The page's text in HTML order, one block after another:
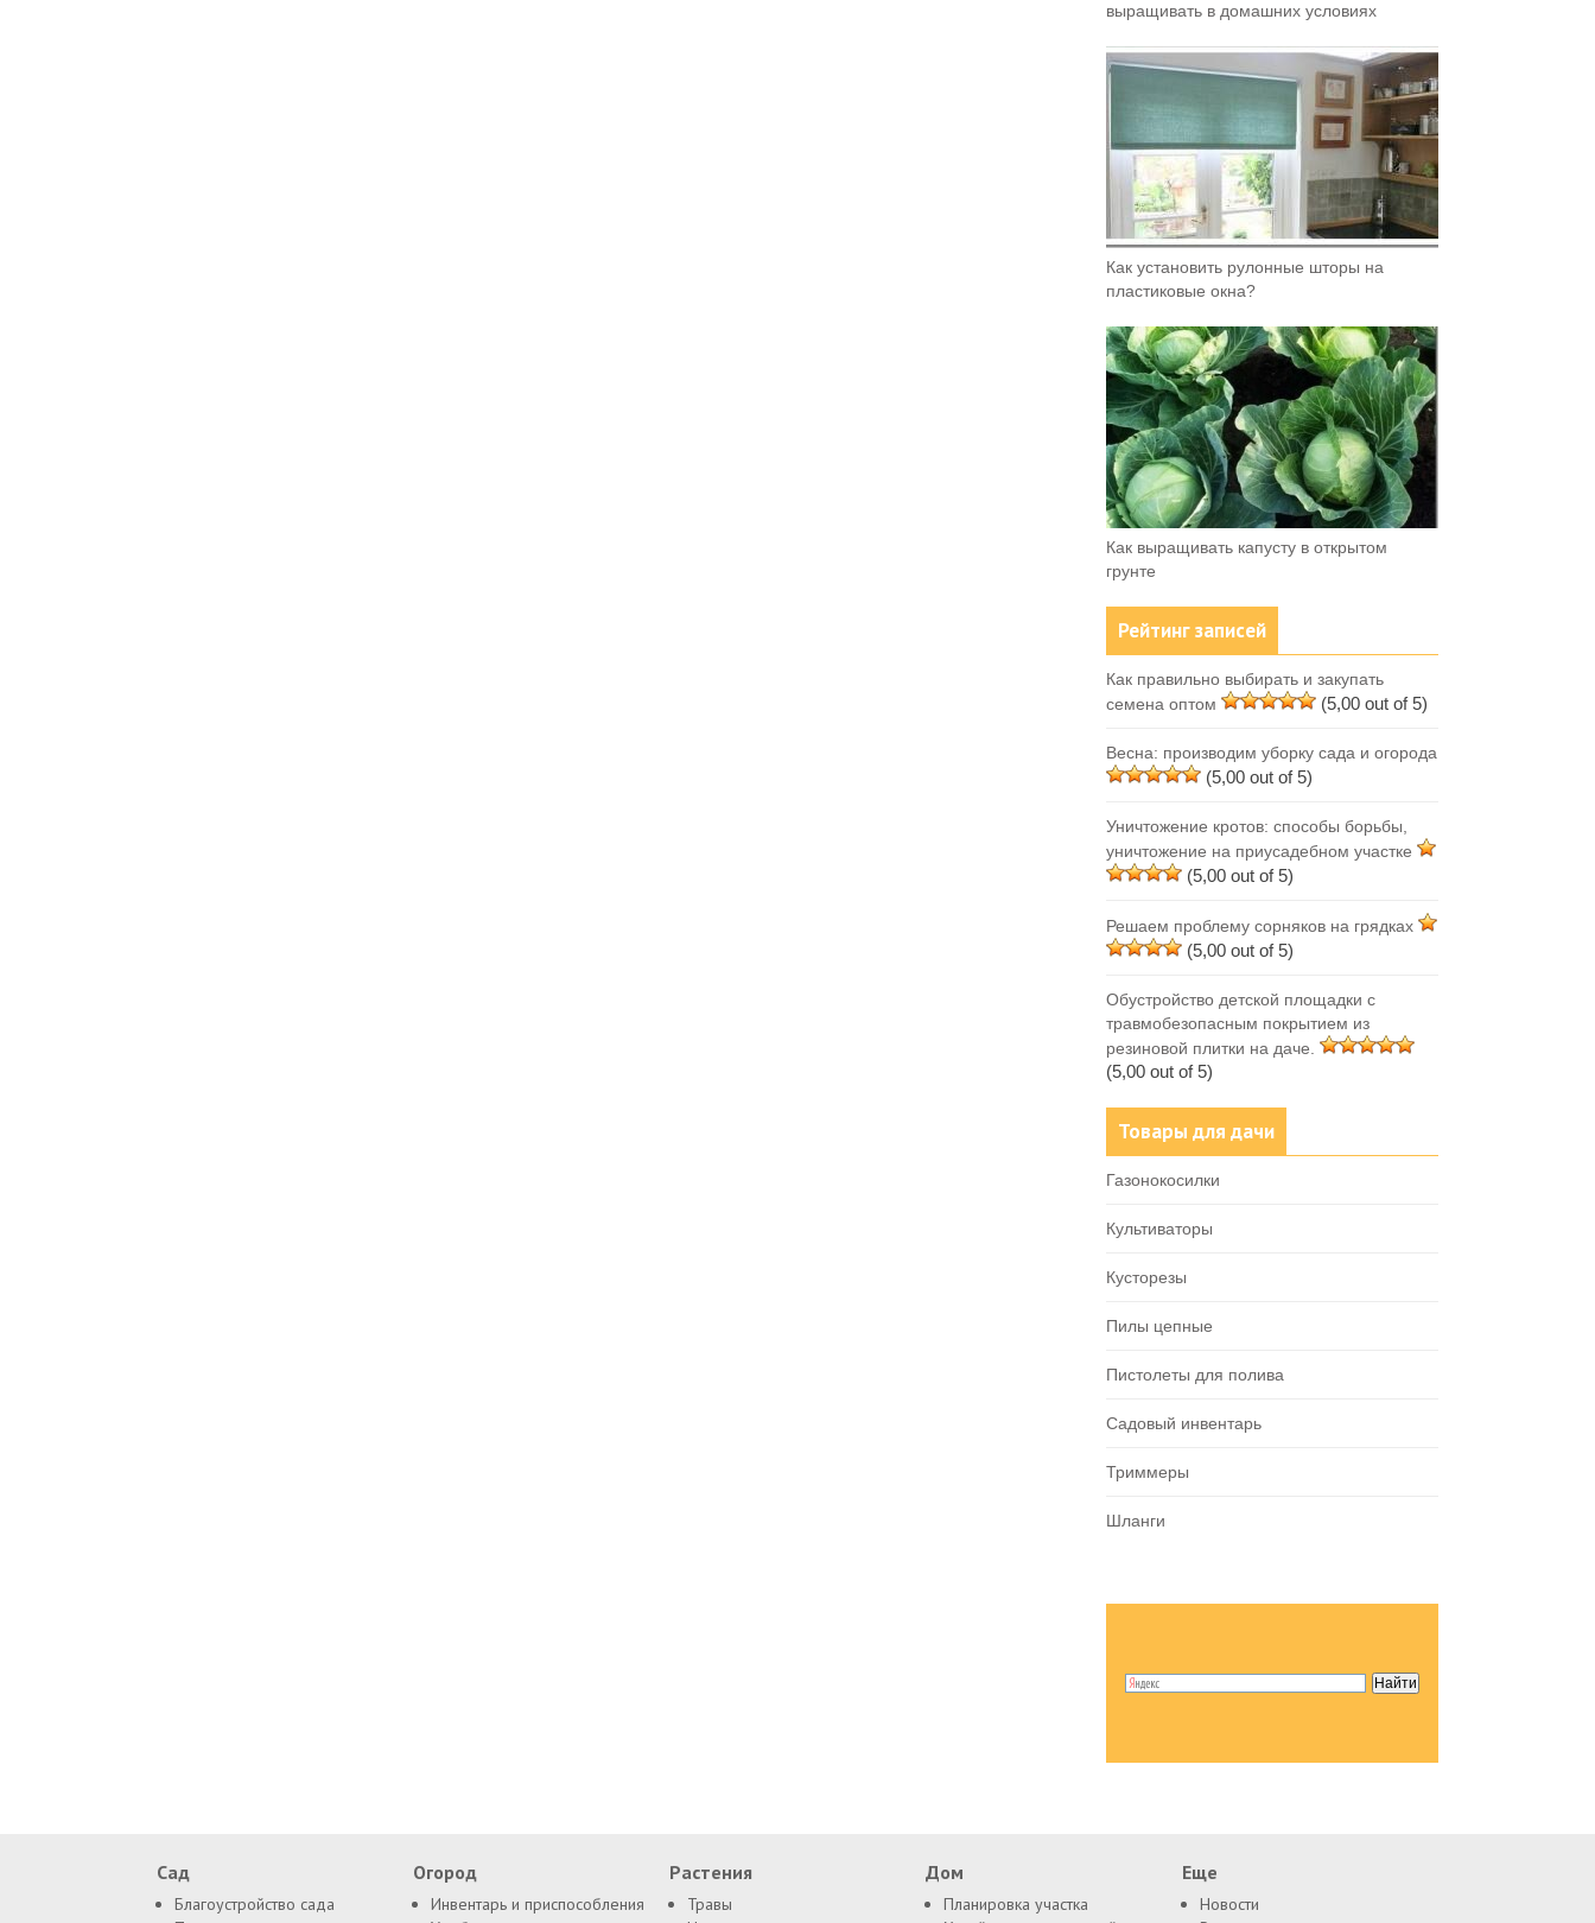
выращивать в домашних условиях
Как установить рулонные шторы на
пластиковые окна?
Как выращивать капусту в открытом
грунте
Рейтинг записей
Как правильно выбирать и закупать
семена оптом
(5,00 out of 5)
Весна: производим уборку сада и огорода
(5,00 out of 5)
Уничтожение кротов: способы борьбы,
уничтожение на приусадебном участке
(5,00 out of 5)
Решаем проблему сорняков на грядках
(5,00 out of 5)
Обустройство детской площадки с
травмобезопасным покрытием из
резиновой плитки на даче.
(5,00 out of 5)
Товары для дачи
Газонокосилки
Культиваторы
Кусторезы
Пилы цепные
Пистолеты для полива
Садовый инвентарь
Триммеры
Шланги
Сад
Благоустройство сада
Огород
Инвентарь и приспособления
Растения
Травы
Дом
Планировка участка
Еще
Новости